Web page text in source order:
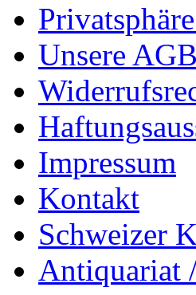
Unsere AGB
Impressum
Kontakt
Schweizer
Antiquariat